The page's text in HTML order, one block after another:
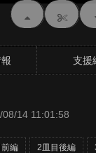
支援
14 11:01:58
編 2皿目後編